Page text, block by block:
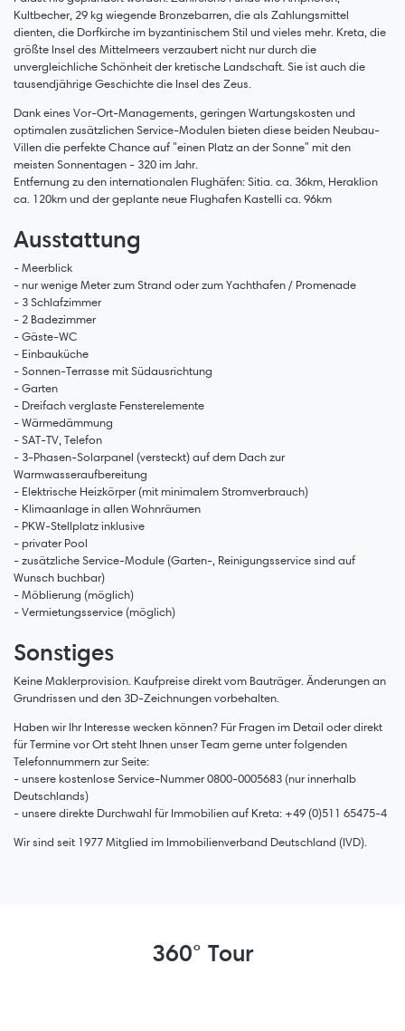
Kultbecher, 29 kg wiegende Bronzebarren, die als Zahlungsmittel
dienten, die Dorfkirche im byzantinischem Stil und vieles mehr. Kreta, die
größte Insel des Mittelmeers verzaubert nicht nur durch die
unvergleichliche Schönheit der kretische Landschaft. Sie ist auch die
tausendjährige Geschichte die Insel des Zeus.
Dank eines Vor-Ort-Managements, geringen Wartungskosten und
optimalen zusätzlichen Service-Modulen bieten diese beiden Neubau-
Villen die perfekte Chance auf "einen Platz an der Sonne" mit den
meisten Sonnentagen - 320 im Jahr.
Entfernung zu den internationalen Flughäfen: Sitia. ca. 36km, Heraklion
ca. 120km und der geplante neue Flughafen Kastelli ca. 96km
Ausstattung
- Meerblick
- nur wenige Meter zum Strand oder zum Yachthafen / Promenade
- 3 Schlafzimmer
- 2 Badezimmer
- Gäste-WC
- Einbauküche
- Sonnen-Terrasse mit Südausrichtung
- Garten
- Dreifach verglaste Fensterelemente
- Wärmedämmung
- SAT-TV, Telefon
- 3-Phasen-Solarpanel (versteckt) auf dem Dach zur
Warmwasseraufbereitung
- Elektrische Heizkörper (mit minimalem Stromverbrauch)
- Klimaanlage in allen Wohnräumen
- PKW-Stellplatz inklusive
- privater Pool
- zusätzliche Service-Module (Garten-, Reinigungsservice sind auf
Wunsch buchbar)
- Möblierung (möglich)
- Vermietungsservice (möglich)
Sonstiges
Keine Maklerprovision. Kaufpreise direkt vom Bauträger. Änderungen an
Grundrissen und den 3D-Zeichnungen vorbehalten.
Haben wir Ihr Interesse wecken können? Für Fragen im Detail oder direkt
für Termine vor Ort steht Ihnen unser Team gerne unter folgenden
Telefonnummern zur Seite:
- unsere kostenlose Service-Nummer 0800-0005683 (nur innerhalb
Deutschlands)
- unsere direkte Durchwahl für Immobilien auf Kreta: +49 (0)511 65475-4
Wir sind seit 1977 Mitglied im Immobilienverband Deutschland (IVD).
360° Tour